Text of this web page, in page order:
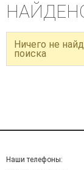
Ничего не
поиска
Наши телефоны: